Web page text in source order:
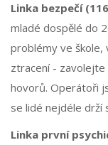
Linka bezpečí
mladé dospělé do
problémy ve škole,
ztracení - zavolejte
hovorů. Operátoři
se lidé nejdéle drží
Linka první